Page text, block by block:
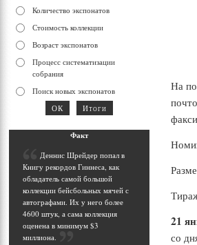
На
21
со
Количество экспонатов
Стоимость коллекции
Возраст экспонатов
Процесс систематизации
собрания
Поиск новых экспонатов
Факт
Деннис Шрейдер попал в
Книгу рекордов Гиннеса, как
обладатель самой большой
коллекции бейсбольных мячей с
автографами. Их у него более
4600 штук, а сама коллекция
оценена в минимум $3
миллиона.